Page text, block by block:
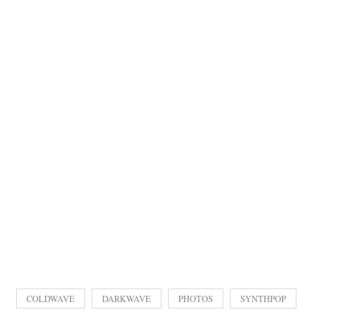
COLDWAVE DARKWAVE PHOTOS SYNTHPOP